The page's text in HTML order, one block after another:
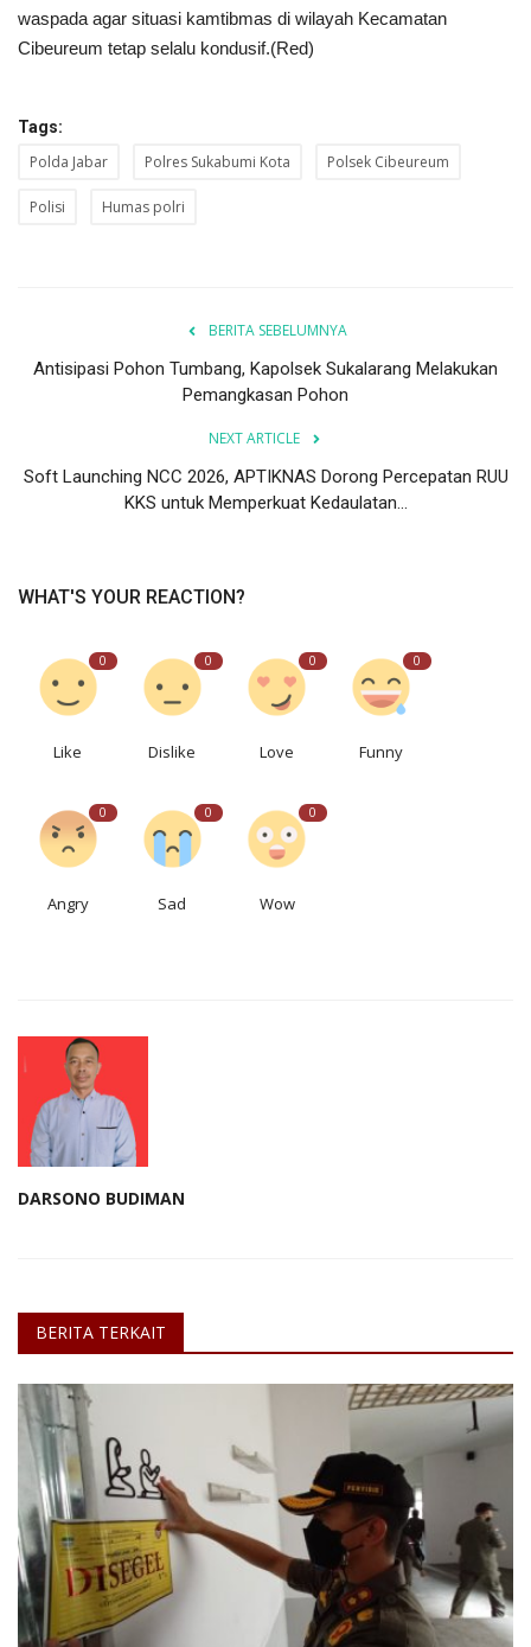
waspada agar situasi kamtibmas di wilayah Kecamatan
Cibeureum tetap selalu kondusif.(Red)
Tags:
Polda Jabar Polres Sukabumi Kota Polsek Cibeureum
Polisi Humas polri
BERITA SEBELUMNYA
Antisipasi Pohon Tumbang, Kapolsek Sukalarang Melakukan
Pemangkasan Pohon
NEXT ARTICLE
Soft Launching NCC 2026, APTIKNAS Dorong Percepatan RUU
KKS untuk Memperkuat Kedaulatan...
WHAT'S YOUR REACTION?
0
Like
0
Dislike
0
Love
0
Funny
0
Angry
0
Sad
0
Wow
DARSONO BUDIMAN
BERITA TERKAIT